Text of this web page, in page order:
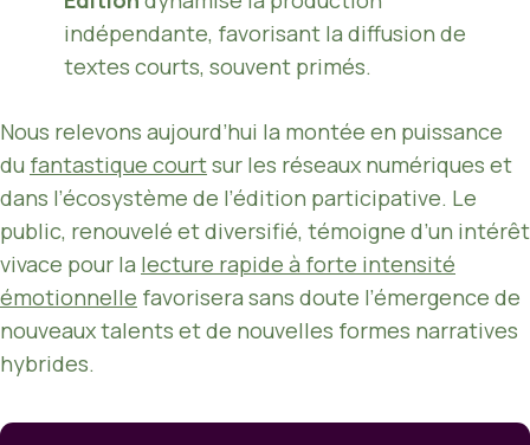
indépendante, favorisant la diffusion de
textes courts, souvent primés.
Nous relevons aujourd’hui la montée en puissance
du fantastique courtsur les réseaux numériques et
dans l’écosystème de l’édition participative. Le
public, renouvelé et diversifié, témoigne d’un intérêt
vivace pour la lecture rapide à forte intensité
émotionnelle favorisera sans doute l’émergence de
nouveaux talents et de nouvelles formes narratives
hybrides.